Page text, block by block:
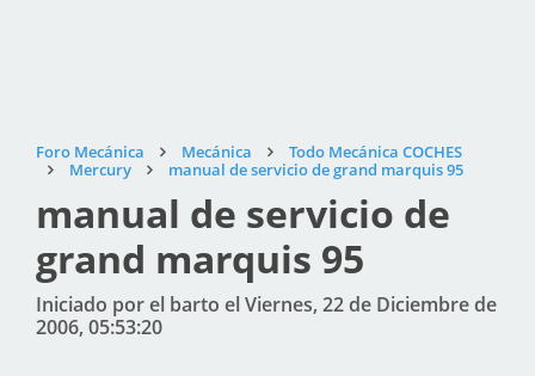
Foro Mecánica Mecánica
Todo Mecánica COCHES
Mercury
manual de servicio de grand marquis 95
manual de servicio de
grand marquis 95
Iniciado por el barto el Viernes, 22 de Diciembre de
2006, 05:53:20